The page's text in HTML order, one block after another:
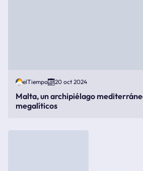
elTiempo 20 oct 2024
Malta, un archipiélago
megalíticos